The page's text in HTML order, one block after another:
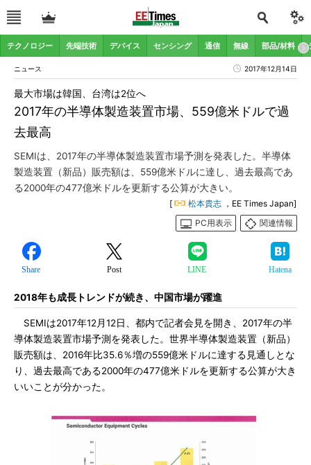
テクノロジー 先端技術 デバイス センシング 通信 無線 部品/材料
ニュース 2017年12月14日
2017年の半導体製造装置市場、559億米ドルで過
去最高
最大市場は韓国、台湾は2位へ
SEMIは、2017年の半導体製造装置市場予測を発表した。半導体
製造装置（新品）販売額は、559億米ドルに達し、過去最高であ
る2000年の477億米ドルを更新する公算が大きい。
[ 松本貴志 ，EE Times Japan]
PC用表示
関連情報
Share Post LINE Hatena
2018年も成長トレンドが続き、中国市場が躍進
SEMIは2017年12月12日、都内で記者会見を開き、2017年の半
導体製造装置市場予測を発表した。世界半導体製造装置（新品）
販売額は、2016年比35.6％増の559億米ドルに達する見通しとな
り、過去最高である2000年の477億米ドルを更新する公算が大き
いいことが分かった。